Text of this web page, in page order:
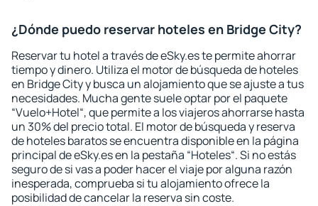
¿Dónde puedo reservar hoteles en Bridge City?
Reservar tu hotel a través de eSky.es te permite ahorrar
tiempo y dinero. Utiliza el motor de búsqueda de hoteles
en Bridge City y busca un alojamiento que se ajuste a tus
necesidades. Mucha gente suele optar por el paquete
“Vuelo+Hotel“, que permite a los viajeros ahorrarse hasta
un 30% del precio total. El motor de búsqueda y reserva
de hoteles baratos se encuentra disponible en la página
principal de eSky.es en la pestaña “Hoteles“. Si no estás
seguro de si vas a poder hacer el viaje por alguna razón
inesperada, comprueba si tu alojamiento ofrece la
posibilidad de cancelar la reserva sin coste.